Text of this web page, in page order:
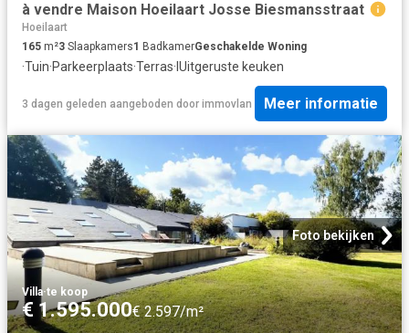
à vendre Maison Hoeilaart Josse Biesmansstraat
Hoeilaart
165 m²3 Slaapkamers1 BadkamerGeschakelde Woning
·Tuin·Parkeerplaats·Terras· IUitgeruste keuken
3 dagen geleden aangeboden door immovlan Meer informatie
Foto bekijken
Villa·te koop
€ 1.595.000€ 2.597/m²